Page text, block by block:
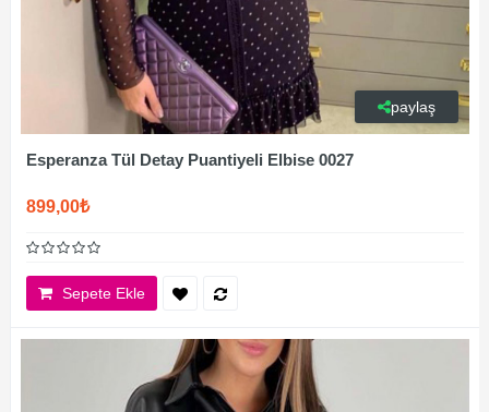
paylaş
Esperanza Tül Detay Puantiyeli Elbise 0027
899,00₺
Sepete Ekle